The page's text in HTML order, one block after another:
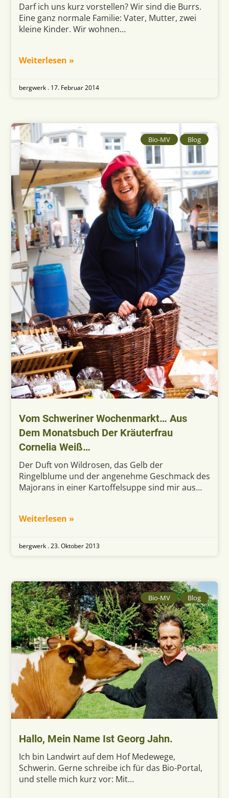
Darf ich uns kurz vorstellen? Wir sind die Burrs.
Eine ganz normale Familie: Vater, Mutter, zwei
kleine Kinder. Wir wohnen…
Weiterlesen »
bergwerk . 17. Februar 2014
Bio-MV Blog
Vom Schweriner Wochenmarkt… Aus
Dem Monatsbuch Der Kräuterfrau
Cornelia Weiß…
Der Duft von Wildrosen, das Gelb der
Ringelblume und der angenehme Geschmack des
Majorans in einer Kartoffelsuppe sind mir aus…
Weiterlesen »
bergwerk .23. Oktober 2013
Bio-MV Blog
Hallo, Mein Name Ist Georg Jahn.
Ich bin Landwirt auf dem Hof Medewege,
Schwerin. Gerne schreibe ich für das Bio-Portal,
und stelle mich kurz vor: Mit…